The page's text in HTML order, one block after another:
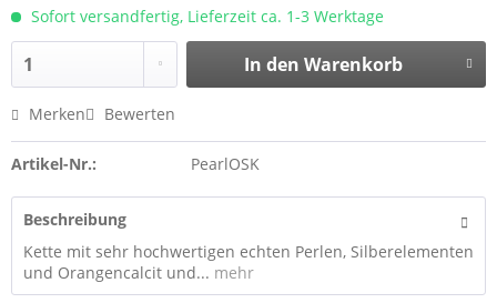
Sofort versandfertig, Lieferzeit ca. 1-3 Werktage
In den Warenkorb
Merken Bewerten
Artikel-Nr.: PearlOSK
Beschreibung
Kette mit sehr hochwertigen echten Perlen, Silberelementen
und Orangencalcit und... mehr